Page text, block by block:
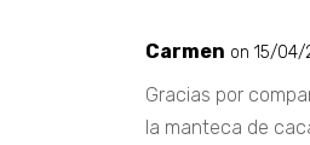
Carmen on 15/04/
Gracias por
la manteca de